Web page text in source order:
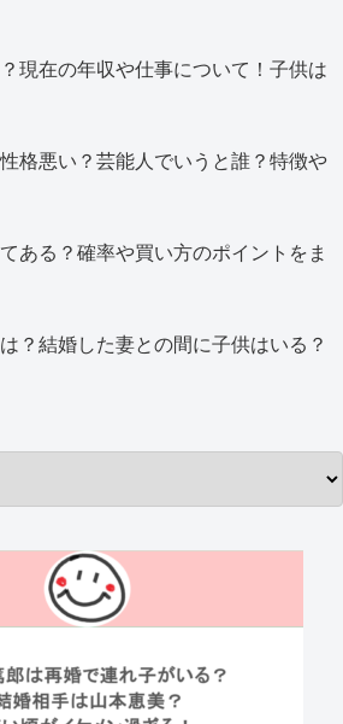
現在の年収や仕事について！子供は
格悪い？芸能人でいうと誰？特徴や
ある？確率や買い方のポイントをま
？結婚した妻との間に子供はいる？